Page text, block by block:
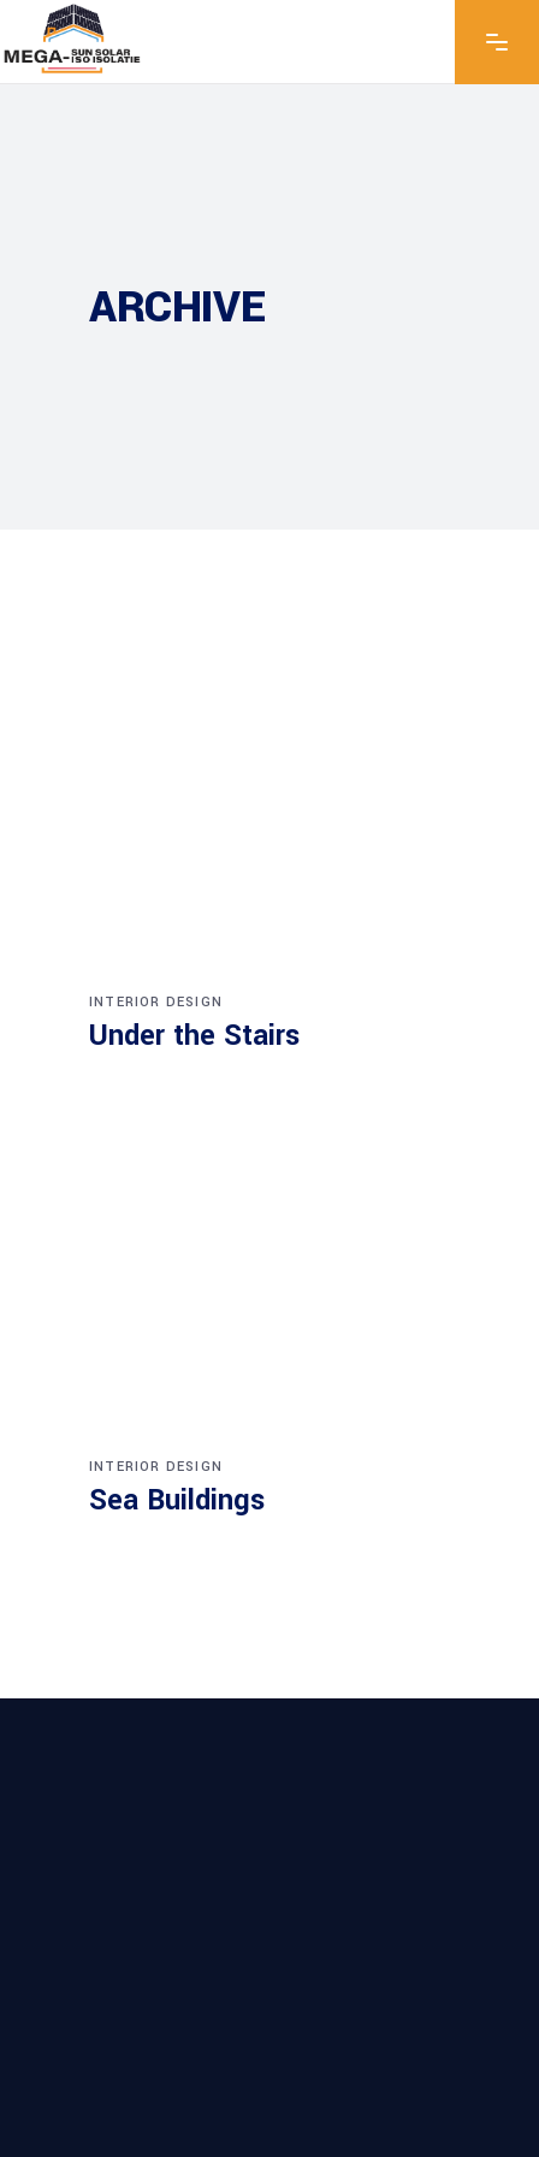
ARCHIVE
INTERIOR DESIGN
Under the Stairs
INTERIOR DESIGN
Sea Buildings